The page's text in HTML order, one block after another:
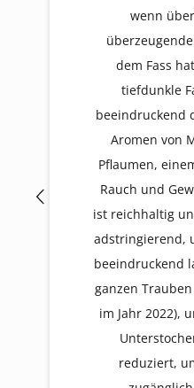
wenn
dem Fass
tiefdunkle
beeindruckend
Aromen von
Pflaumen,
Rauch und
ist reichhaltig
adstringierend,
beeindruckend
ganzen
im Jahr 2022),
reduziert,